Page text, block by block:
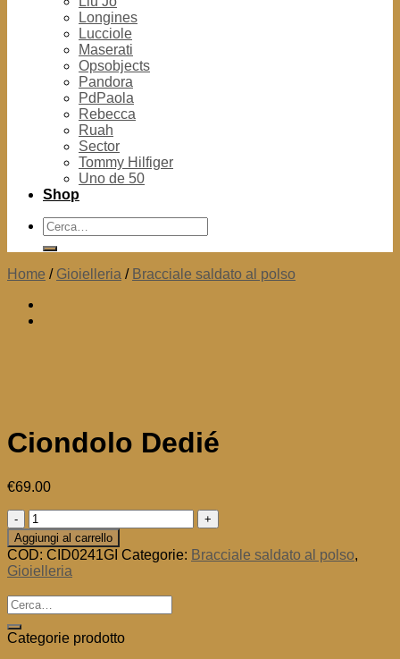
Longines
Lucciole
Maserati
Opsobjects
Pandora
PdPaola
Rebecca
Ruah
Sector
Tommy Hilfiger
Uno de 50
Shop
Cerca:
Home / Gioielleria / Bracciale saldato al polso
Ciondolo Dedié
€69.00
Ciondolo
Dedié
quantità
Aggiungi al carrello
COD: CID0241GI Categorie: Bracciale saldato al polso,
Gioielleria
Cerca:
Categorie prodotto